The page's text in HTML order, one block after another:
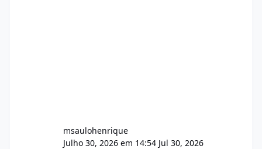
msaulohenrique
Julho 30, 2026 em 14:54 Jul 30, 2026